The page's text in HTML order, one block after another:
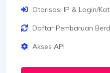
Otorisasi IP & Login/
Daftar Pembaruan
Akses API